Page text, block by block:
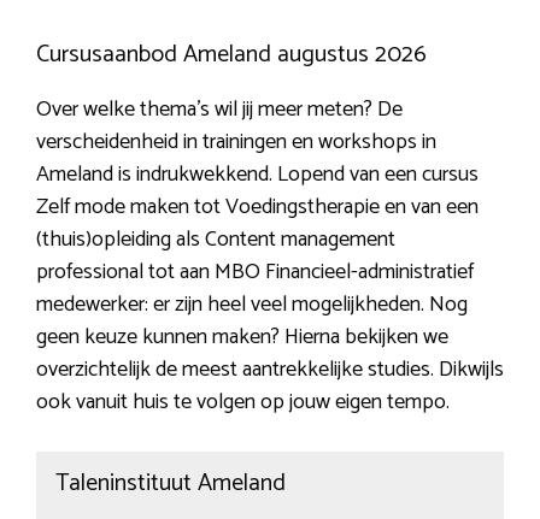
Cursusaanbod Ameland augustus 2026
Over welke thema’s wil jij meer meten? De
verscheidenheid in trainingen en workshops in
Ameland is indrukwekkend. Lopend van een cursus
Zelf mode maken tot Voedingstherapie en van een
(thuis)opleiding als Content management
professional tot aan MBO Financieel-administratief
medewerker: er zijn heel veel mogelijkheden. Nog
geen keuze kunnen maken? Hierna bekijken we
overzichtelijk de meest aantrekkelijke studies. Dikwijls
ook vanuit huis te volgen op jouw eigen tempo.
Taleninstituut Ameland